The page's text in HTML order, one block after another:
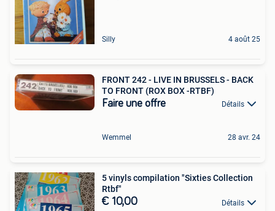
Silly 4 août 25
FRONT 242 - LIVE IN BRUSSELS - BACK
TO FRONT (ROX BOX -RTBF)
Faire une offre Détails
Wemmel 28 avr. 24
5 vinyls compilation "Sixties Collection
Rtbf"
€ 10,00 Détails